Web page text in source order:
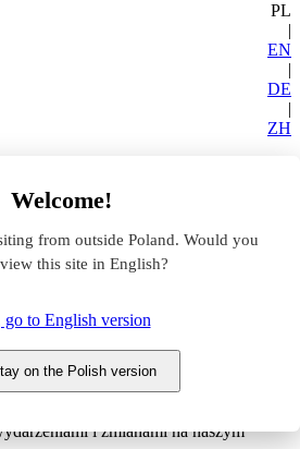
PL
|
EN
|
DE
|
ZH
Welcome!
from outside Poland. Would you
this site in English?
go to English version
on the Polish version
Warsaw I
z rynku
Warsaw I
się z najnowszymi informacjami
i zmianami na naszym